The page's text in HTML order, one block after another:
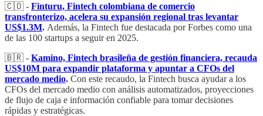
🇨🇴 - Finturu, Fintech colombiana de comercio
transfronterizo, acelera su expansión regional tras levantar
US$1.3M. Además, la Fintech fue destacada por Forbes como una
de las 100 startups a seguir en 2025.
🇧🇷 - Kamino, Fintech brasileña de gestión financiera, recauda
US$10M para expandir plataforma y apuntar a CFOs del
mercado medio. Con este recaudo, la Fintech busca ayudar a los
CFOs del mercado medio con análisis automatizados, proyecciones
de flujo de caja e información confiable para tomar decisiones
rápidas y estratégicas.